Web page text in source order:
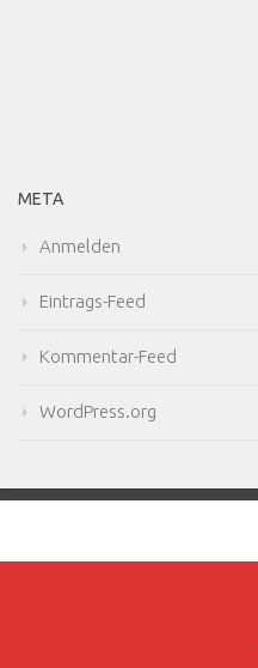
META
Anmelden
Eintrags-Feed
Kommentar-Feed
WordPress.org